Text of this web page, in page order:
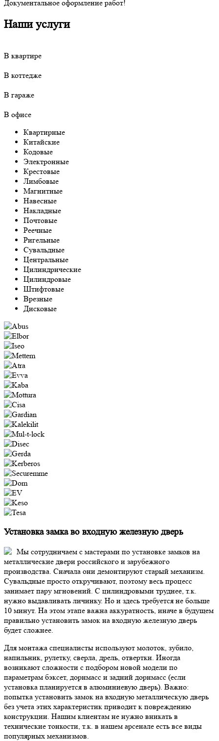
Документальное оформление работ!
Наши услуги
В квартире
В коттедже
В гараже
В офисе
Квартирные
Китайские
Кодовые
Электронные
Крестовые
Лимбовые
Магнитные
Навесные
Накладные
Почтовые
Реечные
Ригельные
Сувальдные
Центральные
Цилиндрические
Цилиндровые
Штифтовые
Врезные
Дисковые
Установка замка во входную железную дверь
Мы сотрудничаем с мастерами по установке замков на
металлические двери российского и зарубежного
производства. Сначала они демонтируют старый механизм.
Сувальдные просто откручивают, поэтому весь процесс
занимает пару мгновений. С цилиндровыми труднее, т.к.
нужно выдавливать личинку. Но и здесь требуется не больше
10 минут. На этом этапе важна аккуратность, иначе в будущем
правильно установить замок на входную железную дверь
будет сложнее.
Для монтажа специалисты используют молоток, зубило,
напильник, рулетку, сверла, дрель, отвертки. Иногда
возникают сложности с подбором новой модели по
параметрам бэксет, дорнмасс и задний дорнмасс (если
установка планируется в алюминиевую дверь). Важно:
попытка установить замок на входную металлическую дверь
без учета этих характеристик приводит к повреждению
конструкции. Нашим клиентам не нужно вникать в
технические тонкости, т.к. в нашем арсенале есть все виды
популярных механизмов.